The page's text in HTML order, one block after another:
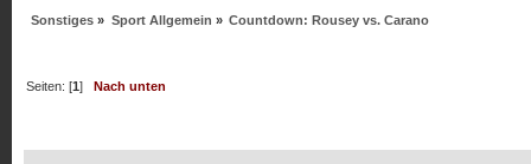
Sonstiges » Sport Allgemein » Countdown: Rousey vs. Carano
Seiten: [1]Nach unten